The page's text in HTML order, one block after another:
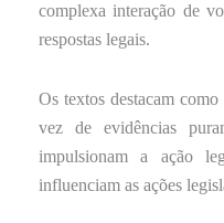
complexa interação de
respostas legais.
Os textos destacam
vez de evidências
impulsionam a ação
influenciam as ações